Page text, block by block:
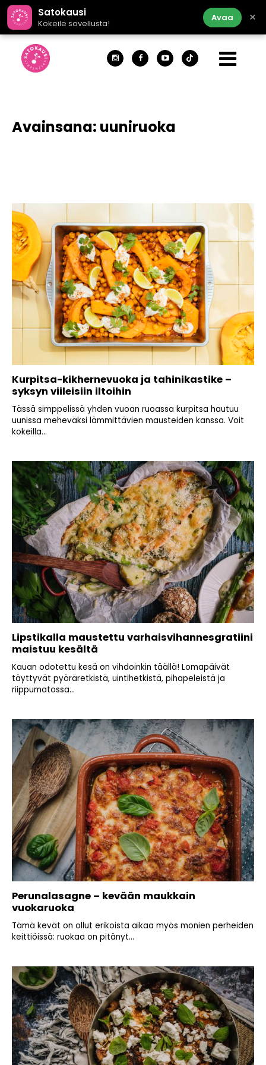
Satokausi
Kokeile sovellusta!
Avaa ×
Avainsana: uuniruoka
Kurpitsa-kikhernevuoka ja tahinikastike –
syksyn viileisiin iltoihin
Tässä simppelissä yhden vuoan ruoassa kurpitsa hautuu
uunissa meheväksi lämmittävien mausteiden kanssa. Voit
kokeilla...
Lipstikalla maustettu varhaisvihannesgratiini
maistuu kesältä
Kauan odotettu kesä on vihdoinkin täällä! Lomapäivät
täyttyvät pyöräretkistä, uintihetkistä, pihapeleistä ja
riippumatossa...
Perunalasagne – kevään maukkain
vuokaruoka
Tämä kevät on ollut erikoista aikaa myös monien perheiden
keittiöissä: ruokaa on pitänyt...